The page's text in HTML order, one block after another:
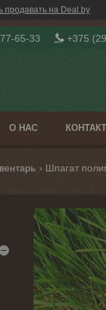
продавать на Deal.by
65-33 +375
О НАС
Шпагат